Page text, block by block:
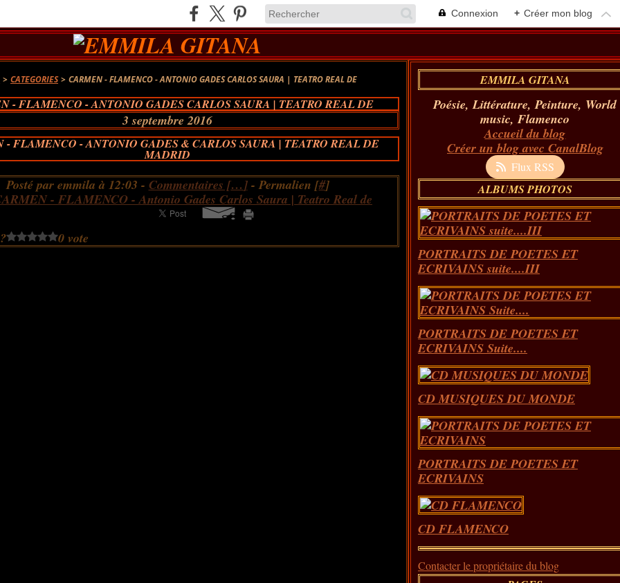
Connexion + Créer mon blog
> CATEGORIES > CARMEN - FLAMENCO - ANTONIO GADES CARLOS SAURA | TEATRO REAL DE
- FLAMENCO - ANTONIO GADES CARLOS SAURA | TEATRO REAL DE
3 septembre 2016
- FLAMENCO - ANTONIO GADES & CARLOS SAURA | TEATRO REAL DE
MADRID
Posté par emmila à 12:03 - Commentaires […]- Permalien [#]
- FLAMENCO - Antonio Gades Carlos Saura | Teatro Real de
0 vote
EMMILA GITANA
Poésie, Littérature, Peinture, World
music, Flamenco
Accueil du blog
Créer un blog avec CanalBlog
Flux RSS
ALBUMS PHOTOS
PORTRAITS DE POETES ET
ECRIVAINS suite....III
PORTRAITS DE POETES ET
ECRIVAINS Suite....
CD MUSIQUES DU MONDE
PORTRAITS DE POETES ET
ECRIVAINS
CD FLAMENCO
Contacter le propriétaire du blog